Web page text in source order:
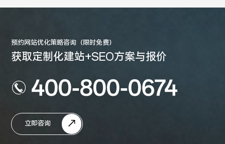
预约网站优化策略咨询（限时免费）
获取定制化建站+SEO方案与报价
400-800-0674
立即咨询